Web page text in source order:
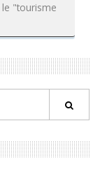
"tourisme